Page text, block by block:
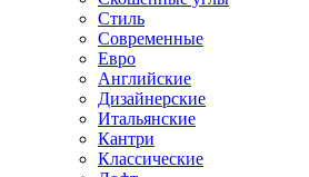
Стиль
Современные
Евро
Английские
Дизайнерские
Итальянские
Кантри
Классические